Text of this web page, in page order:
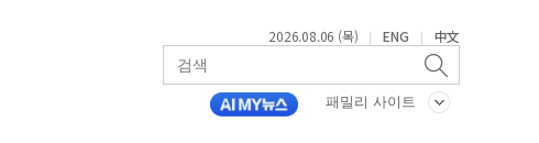
2026.08.06 (목) | ENG | 中文
패밀리 사이트